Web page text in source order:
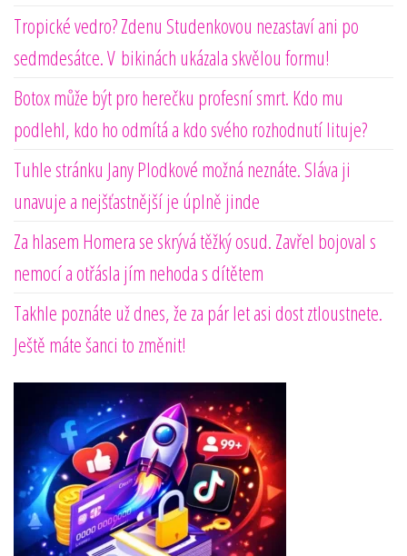
Tropické vedro? Zdenu Studenkovou nezastaví ani po
sedmdesátce. V bikinách ukázala skvělou formu!
Botox může být pro herečku profesní smrt. Kdo mu
podlehl, kdo ho odmítá a kdo svého rozhodnutí lituje?
Tuhle stránku Jany Plodkové možná neznáte. Sláva ji
unavuje a nejšťastnější je úplně jinde
Za hlasem Homera se skrývá těžký osud. Zavřel bojoval s
nemocí a otřásla jím nehoda s dítětem
Takhle poznáte už dnes, že za pár let asi dost ztloustnete.
Ještě máte šanci to změnit!